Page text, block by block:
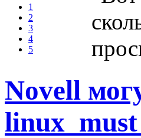
1
2
3
4
5
Novell